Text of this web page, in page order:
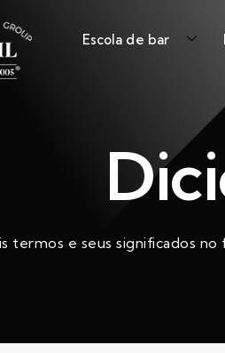
Escola de bar
termos e seus significados